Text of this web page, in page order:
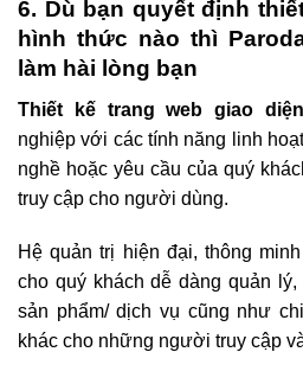
6. Dù bạn quyết định
hình thức nào thì
làm hài lòng bạn
Thiết kế trang web giao
nghiệp với các tính năng linh
nghề hoặc yêu cầu của quý
truy cập cho người dùng.
Hệ quản trị hiện đại, thông
cho quý khách dễ dàng quản
sản phẩm/ dịch vụ cũng như
khác cho những người truy cập